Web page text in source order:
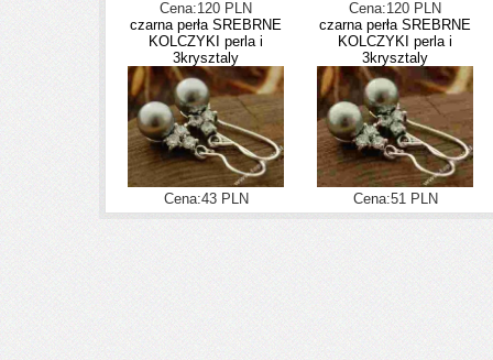
Cena:120 PLN
Cena:120 PLN
czarna perła SREBRNE
KOLCZYKI perla i
3krysztaly
Cena:43 PLN
czarna perła SREBRNE
KOLCZYKI perla i
3krysztaly
Cena:51 PLN